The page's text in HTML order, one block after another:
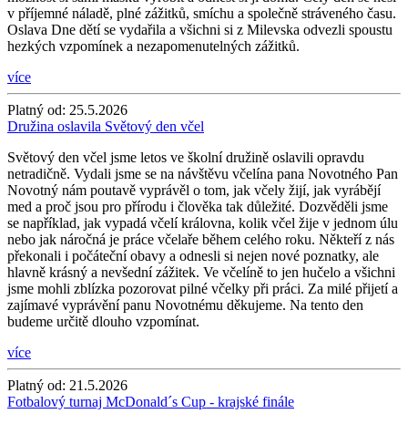
v příjemné náladě, plné zážitků, smíchu a společně stráveného času.
Oslava Dne dětí se vydařila a všichni si z Milevska odvezli spoustu
hezkých vzpomínek a nezapomenutelných zážitků.
více
Platný od: 25.5.2026
Družina oslavila Světový den včel
Světový den včel jsme letos ve školní družině oslavili opravdu
netradičně. Vydali jsme se na návštěvu včelína pana Novotného Pan
Novotný nám poutavě vyprávěl o tom, jak včely žijí, jak vyrábějí
med a proč jsou pro přírodu i člověka tak důležité. Dozvěděli jsme
se například, jak vypadá včelí královna, kolik včel žije v jednom úlu
nebo jak náročná je práce včelaře během celého roku. Někteří z nás
překonali i počáteční obavy a odnesli si nejen nové poznatky, ale
hlavně krásný a nevšední zážitek. Ve včelíně to jen hučelo a všichni
jsme mohli zblízka pozorovat pilné včelky při práci. Za milé přijetí a
zajímavé vyprávění panu Novotnému děkujeme. Na tento den
budeme určitě dlouho vzpomínat.
více
Platný od: 21.5.2026
Fotbalový turnaj McDonald´s Cup - krajské finále